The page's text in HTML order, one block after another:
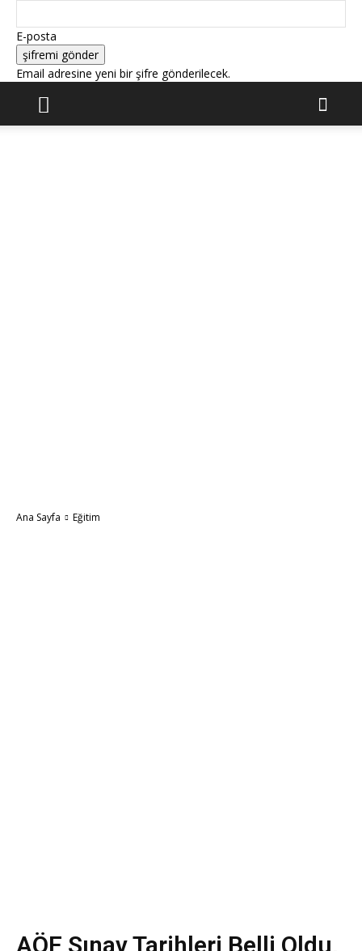
E-posta
Email adresine yeni bir şifre gönderilecek.
Ana Sayfa Eğitim
AÖF Sınav Tarihleri Belli Oldu,